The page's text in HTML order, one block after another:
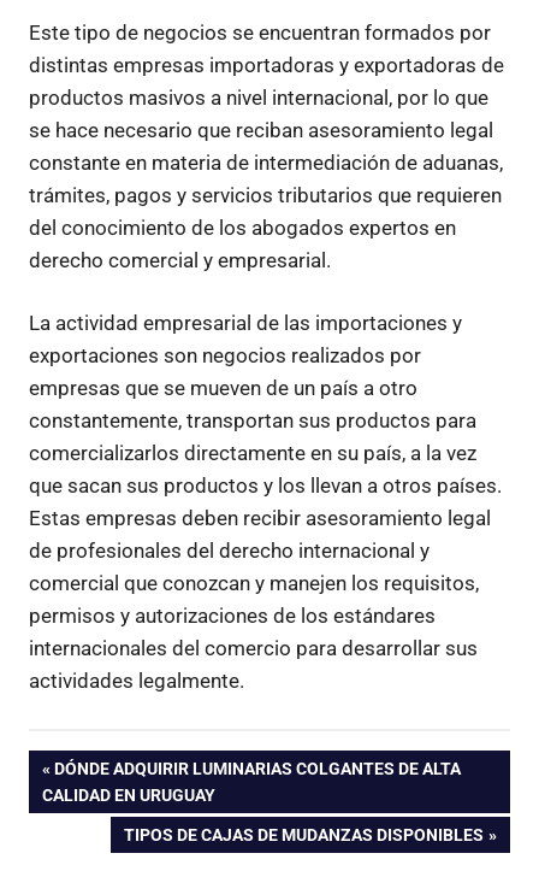
Este tipo de negocios se encuentran formados por
distintas empresas importadoras y exportadoras de
productos masivos a nivel internacional, por lo que
se hace necesario que reciban asesoramiento legal
constante en materia de intermediación de aduanas,
trámites, pagos y servicios tributarios que requieren
del conocimiento de los abogados expertos en
derecho comercial y empresarial.
La actividad empresarial de las importaciones y
exportaciones son negocios realizados por
empresas que se mueven de un país a otro
constantemente, transportan sus productos para
comercializarlos directamente en su país, a la vez
que sacan sus productos y los llevan a otros países.
Estas empresas deben recibir asesoramiento legal
de profesionales del derecho internacional y
comercial que conozcan y manejen los requisitos,
permisos y autorizaciones de los estándares
internacionales del comercio para desarrollar sus
actividades legalmente.
Navegación
ENTRADA
ANTERIOR:
DÓNDE ADQUIRIR LUMINARIAS COLGANTES DE ALTA
CALIDAD EN URUGUAY
ENTRADA
TIPOS DE CAJAS DE MUDANZAS DISPONIBLES